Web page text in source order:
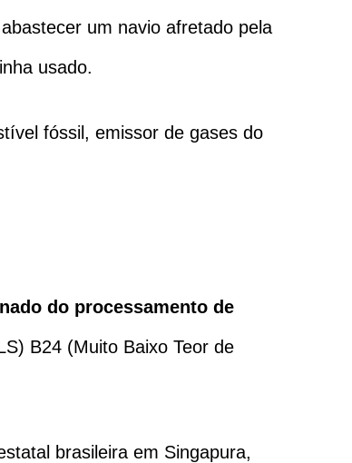
um navio afretado pela
usado.
fóssil, emissor de gases do
do processamento de
B24 (Muito Baixo Teor de
brasileira em Singapura,